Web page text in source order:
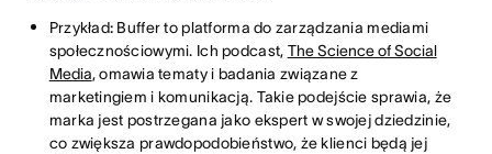
Przykład: Buffer to platforma do zarządzania mediami
społecznościowymi. Ich podcast, The Science of Social
Media, omawia tematy i badania związane z
marketingiem i komunikacją. Takie podejście sprawia, że
marka jest postrzegana jako ekspert w swojej dziedzinie,
co zwiększa prawdopodobieństwo, że klienci będą jej